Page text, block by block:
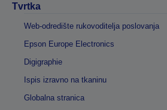
Tvrtka
Web-odredište rukovoditelja poslovanja
Epson Europe Electronics
Digigraphie
Ispis izravno na tkaninu
Globalna stranica